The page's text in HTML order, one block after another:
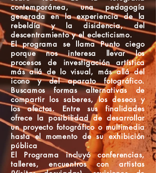
contemporánea, una pedagogía
generada en la experiencia de la
rebeldía y la disidencia, del
descentramiento y el eclecticismo.
El programa se llama Punto ciego
porque nos interesa llevar los
procesos de investigación artística
más allá de lo visual, más allá del
icono y del aparato fotográfico.
Buscamos formas alternativas de
compartir los saberes, los deseos y
los afectos. Entre sus finalidades
ofrece la posibilidad de desarrollar
un proyecto fotográfico o multimedia
hasta el momento de su exhibición
pública
El Programa incluyó conferencias,
talleres, encuentros con artistas